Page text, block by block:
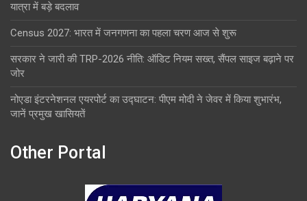
यात्रा में बड़े बदलाव
Census 2027: भारत में जनगणना का पहला चरण आज से शुरू
सरकार ने जारी की TRP-2026 नीति: ऑडिट नियम सख्त, सैंपल साइज बढ़ाने पर
जोर
नोएडा इंटरनेशनल एयरपोर्ट का उद्घाटन: पीएम मोदी ने जेवर में किया शुभारंभ,
जानें प्रमुख खासियतें
Other Portal